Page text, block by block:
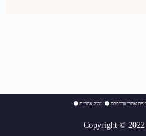
⚫ אתרי וורדפרס ⚫ ניהול אתרים
Copyright ©